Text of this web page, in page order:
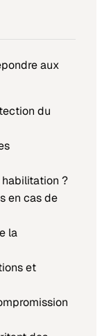
aux
du
?
en cas de
la
et